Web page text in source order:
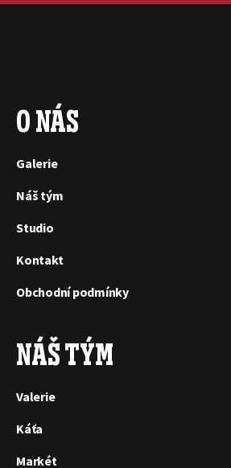
O NÁS
Galerie
Náš tým
Studio
Kontakt
Obchodní podmínky
NÁŠ TÝM
Valerie
Káťa
Markét